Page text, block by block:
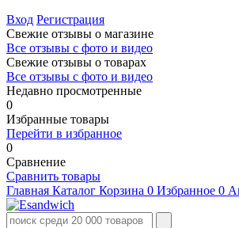
Вход Регистрация
Свежие отзывы о магазине
Все отзывы с фото и видео
Свежие отзывы о товарах
Все отзывы c фото и видео
Недавно просмотренные
0
Избранные товары
Перейти в избранное
0
Сравнение
Сравнить товары
Главная Каталог Корзина 0 Избранное 0